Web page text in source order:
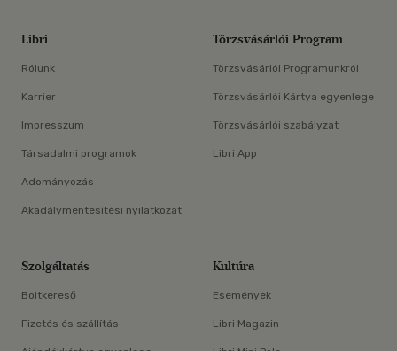
Libri
Rólunk
Karrier
Impresszum
Társadalmi programok
Adományozás
Akadálymentesítési nyilatkozat
Törzsvásárlói Program
Törzsvásárlói Programunkról
Törzsvásárlói Kártya egyenlege
Törzsvásárlói szabályzat
Libri App
Szolgáltatás
Boltkereső
Fizetés és szállítás
Kultúra
Események
Libri Magazin